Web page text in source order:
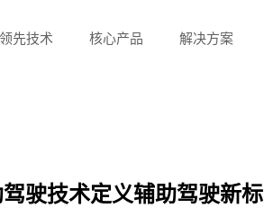
领先技术 核心产品 解决方案
驶技术定义辅助驾驶新标